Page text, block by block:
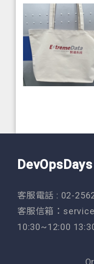
客服電話 : 02-
客服信箱：
10:30~12:00